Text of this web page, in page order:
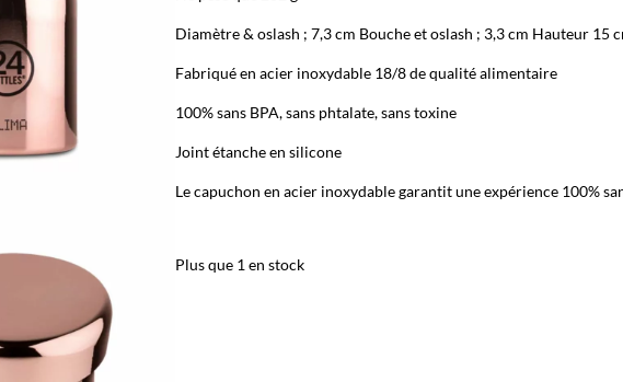
Diamètre & oslash ; 7,3 cm Bouche et oslash ; 3,3 cm Hauteur 15
Fabriqué en acier inoxydable 18/8 de qualité alimentaire
100% sans BPA, sans phtalate, sans toxine
Joint étanche en silicone
Le capuchon en acier inoxydable garantit une expérience 100%
Plus que 1 en stock